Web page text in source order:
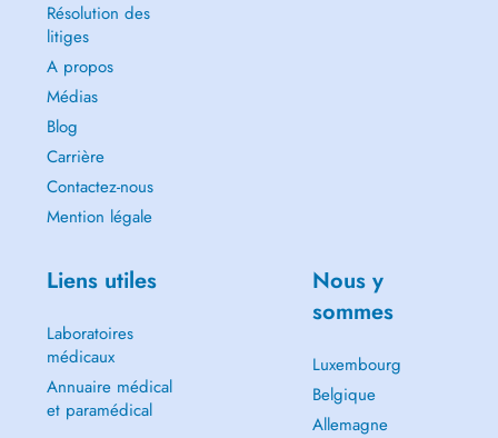
Résolution des
litiges
A propos
Médias
Blog
Carrière
Contactez-nous
Mention légale
Liens utiles
Laboratoires
médicaux
Annuaire médical
et paramédical
Nous y
sommes
Luxembourg
Belgique
Allemagne